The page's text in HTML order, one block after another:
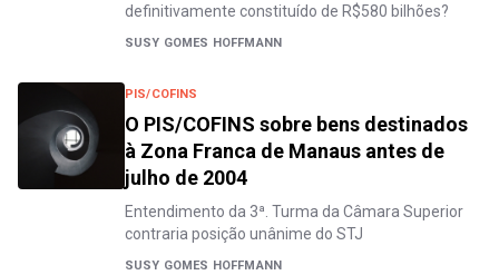
definitivamente constituído de R$580 bilhões?
SUSY GOMES HOFFMANN
PIS/COFINS
O PIS/COFINS sobre bens destinados
à Zona Franca de Manaus antes de
julho de 2004
Entendimento da 3ª. Turma da Câmara Superior
contraria posição unânime do STJ
SUSY GOMES HOFFMANN